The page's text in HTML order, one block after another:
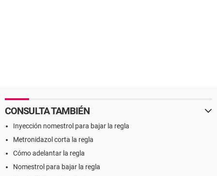
CONSULTA TAMBIÉN
Inyección nomestrol para bajar la regla
Metronidazol corta la regla
Cómo adelantar la regla
Nomestrol para bajar la regla